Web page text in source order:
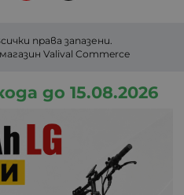
права запазени.
Valival Commerce
до 15.08.2026